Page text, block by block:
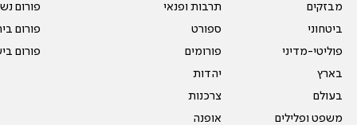
מבזקים
ביטחוני
פוליטי-מדיני
בארץ
בעולם
משפט ופלילים
תרבות ופנאי
ספורט
פורומים
יהדות
צרכנות
אופנה
פורום
פורום
פורום